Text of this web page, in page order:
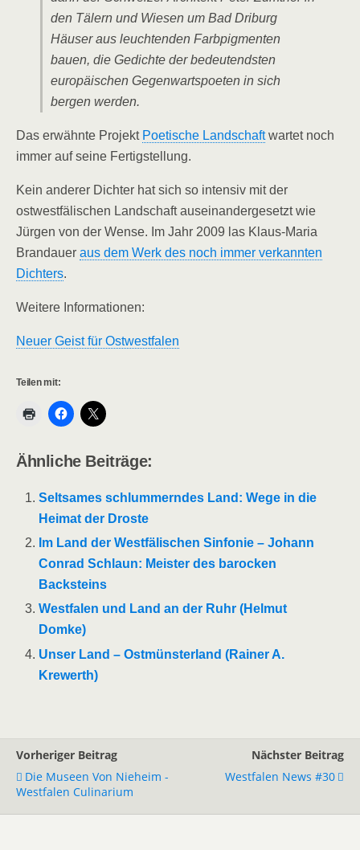
den Tälern und Wiesen um Bad Driburg
Häuser aus leuchtenden Farbpigmenten
bauen, die Gedichte der bedeutendsten
europäischen Gegenwartspoeten in sich
bergen werden.
Das erwähnte Projekt Poetische Landschaftwartet noch
immer auf seine Fertigstellung.
Kein anderer Dichter hat sich so intensiv mit der
ostwestfälischen Landschaft auseinandergesetzt wie
Jürgen von der Wense. Im Jahr 2009 las Klaus-Maria
Brandauer aus dem Werk des noch immer verkannten
Dichters.
Weitere Informationen:
Neuer Geist für Ostwestfalen
Teilen mit:
Ähnliche Beiträge:
Seltsames schlummerndes Land: Wege in die
Heimat der Droste
Im Land der Westfälischen Sinfonie – Johann
Conrad Schlaun: Meister des barocken
Backsteins
Westfalen und Land an der Ruhr (Helmut
Domke)
Unser Land – Ostmünsterland (Rainer A.
Krewerth)
Vorheriger Beitrag
Die Museen Von Nieheim -
Westfalen Culinarium
Nächster Beitrag
Westfalen News #30